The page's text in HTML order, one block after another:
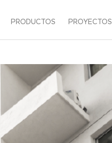
PRODUCTOS PROYECTOS